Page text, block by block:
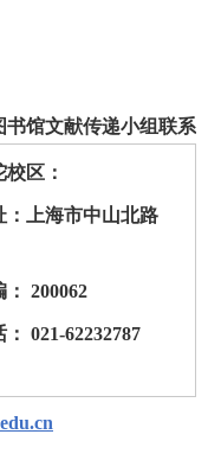
馆文献传递小组联系
校区：
：上海市中山北路
： 200062
： 021-62232787